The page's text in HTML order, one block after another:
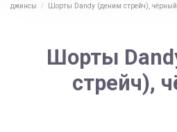
джинсы
Шорты Dandy (деним стрейч), чёрный
Шорты
стрейч),